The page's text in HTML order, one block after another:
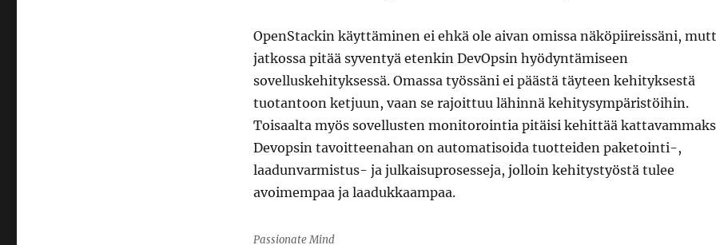
OpenStackin käyttäminen ei ehkä ole aivan omissa näköpiireissäni,
jatkossa pitää syventyä etenkin DevOpsin hyödyntämiseen
sovelluskehityksessä. Omassa työssäni ei päästä täyteen kehityksestä
tuotantoon ketjuun, vaan se rajoittuu lähinnä kehitysympäristöihin.
Toisaalta myös sovellusten monitorointia pitäisi kehittää
Devopsin tavoitteenahan on automatisoida tuotteiden paketointi-,
laadunvarmistus- ja julkaisuprosesseja, jolloin kehitystyöstä tulee
avoimempaa ja laadukkaampaa.
Passionate Mind